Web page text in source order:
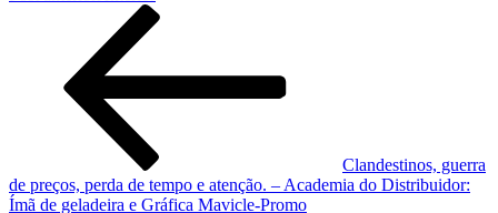
Clandestinos, guerra
de preços, perda de tempo e atenção. – Academia do Distribuidor:
Ímã de geladeira e Gráfica Mavicle-Promo